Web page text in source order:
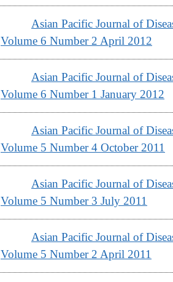
Asian Pacific Journal of
Volume 6 Number 2 April 2012
Asian Pacific Journal of
Volume 6 Number 1 January 2012
Asian Pacific Journal of
Volume 5 Number 4 October 2011
Asian Pacific Journal of
Volume 5 Number 3 July 2011
Asian Pacific Journal of
Volume 5 Number 2 April 2011